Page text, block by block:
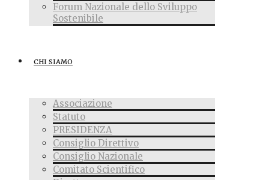
Forum Nazionale dello Sviluppo
Sostenibile
CHI SIAMO
Associazione
Statuto
PRESIDENZA
Consiglio Direttivo
Consiglio Nazionale
Comitato Scientifico